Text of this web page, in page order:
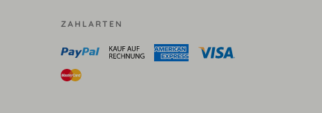
ZAHLARTEN